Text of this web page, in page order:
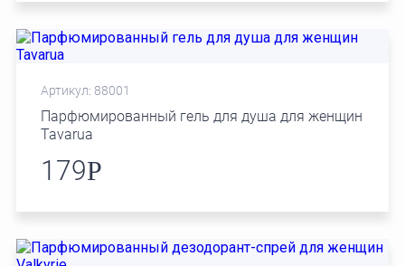
Артикул: 88001
Парфюмированный гель для душа для женщин
Tavarua
179Р